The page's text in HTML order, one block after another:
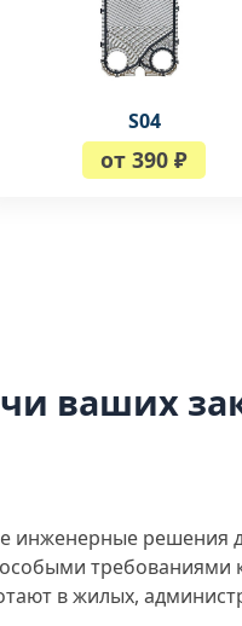
S04
от 390 ₽
ваших
инженерные
особыми
в жилых,